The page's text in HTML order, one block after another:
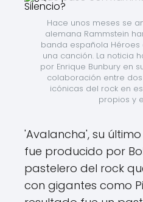
Hace unos meses se
alemana Rammstein
banda española Héroes
una canción. La noticia
por Enrique Bunbury en
colaboración entre
icónicas del rock en
propios y
'Avalancha', su
fue producido por
pastelero del rock
con gigantes como